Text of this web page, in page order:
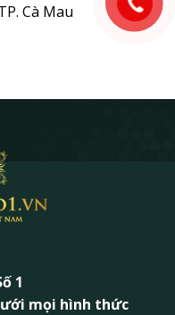
Cà Mau
1
mọi hình thức